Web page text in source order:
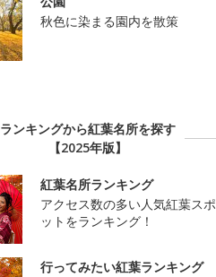
秋色に染まる園内を散策
ランキングから紅葉名所を探す
【2025年版】
紅葉名所ランキング
アクセス数の多い人気紅葉スポ
ットをランキング！
行ってみたい紅葉ランキング